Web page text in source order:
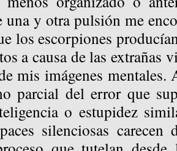
una y otra pulsión me
los escorpiones
a causa de las extrañas
mis imágenes mentales.
parcial del error que
o estupidez
silenciosas